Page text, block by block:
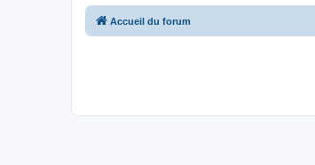
Accueil du forum